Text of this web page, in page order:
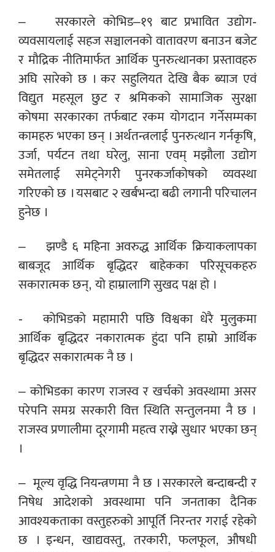
– सरकारले कोभिड–१९ बाट प्रभावित उद्योग-
व्यवसायलाई सहज सञ्चालनको वातावरण बनाउन बजेट
र मौद्रिक नीतिमार्फत आर्थिक पुनरुत्थानका प्रस्तावहरु
अघि सारेको छ । कर सहुलियत देखि बैक ब्याज एवं
विद्युत महसूल छुट र श्रमिकको सामाजिक सुरक्षा
कोषमा सरकारका तर्फबाट रकम योगदान गर्नेसम्मका
कामहरु भएका छन् । अर्थतन्त्रलाई पुनरुत्थान गर्नकृषि,
उर्जा, पर्यटन तथा घरेलु, साना एवम् मझौला उद्योग
समेतलाई समेट्नेगरी पुनरकर्जाकोषको व्यवस्था
गरिएको छ । यसबाट २ खर्बभन्दा बढी लगानी परिचालन
हुनेछ ।
– झण्डै ६ महिना अवरुद्ध आर्थिक क्रियाकलापका
बाबजूद आर्थिक बृद्धिदर बाहेकका परिसूचकहरु
सकारात्मक छन्, यो हाम्रालागि सुखद पक्ष हो ।
‍‍- कोभिडको महामारी पछि विश्वका धेरै मुलुकमा
आर्थिक बृद्धिदर नकारात्मक हुंदा पनि हाम्रो आर्थिक
बृद्धिदर सकारात्मक नै छ ।
– कोभिडका कारण राजस्व र खर्चको अवस्थामा असर
परेपनि समग्र सरकारी वित्त स्थिति सन्तुलनमा नै छ ।
राजस्व प्रणालीमा दूरगामी महत्व राख्ने सुधार भएका छन्
।
– मूल्य वृद्धि नियन्त्रणमा नै छ । सरकारले बन्दाबन्दी र
निषेध आदेशको अवस्थामा पनि जनताका दैनिक
आवश्यकताका वस्तुहरुको आपूर्ति निरन्तर गराई रहेको
छ । इन्धन, खाद्यवस्तु, तरकारी, फलफूल, औषधी